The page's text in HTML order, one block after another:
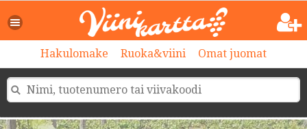
Hakulomake Ruoka&viini Omat juomat